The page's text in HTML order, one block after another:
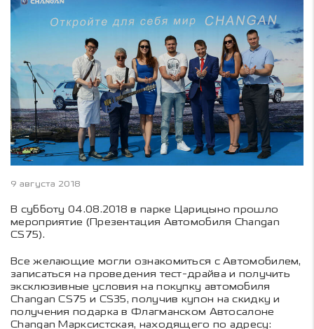
9 августа 2018
В субботу 04.08.2018 в парке Царицыно прошло
мероприятие (Презентация Автомобиля Changan
CS75).
Все желающие могли ознакомиться с Автомобилем,
записаться на проведения тест-драйва и получить
эксклюзивные условия на покупку автомобиля
Changan CS75 и CS35, получив купон на скидку и
получения подарка в Флагманском Автосалоне
Changan Марксистская, находящего по адресу: